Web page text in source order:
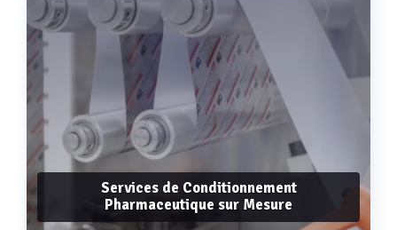
Services de Conditionnement
Pharmaceutique sur Mesure